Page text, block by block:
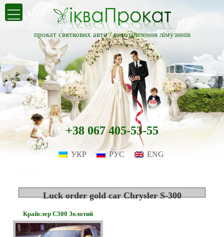
прокат святкових авто /виготовлення лімузинів
+38 067 405-53-55
УКР РУС ENG
Luck order gold car Chrysler S-300
Крайслер С300 Золотий